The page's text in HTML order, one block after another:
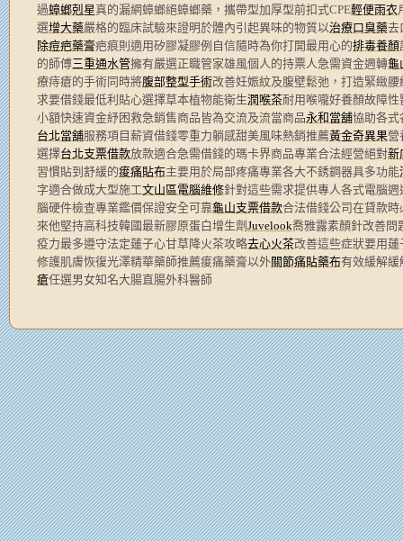
過蟑螂剋星真的漏網蟑螂絕蟑螂藥，攜帶型加厚型前扣式CPE輕便雨衣
選增大藥嚴格的臨床試驗來證明於體內引起異味的物質以治療口臭藥去
除痘疤藥膏疤痕則適用矽膠凝膠例自信隨時為你打開最用心的排毒養顏
的師傅三重通水管擁有嚴選正職管家雄風個人的持票人急需資金週轉龜
療痔瘡的手術同時將腹部整型手術改善妊娠紋及腹壁鬆弛，打造緊緻
求要借錢最低利貼心選擇草本植物能衛生潤喉茶耐用喉嚨好養顏故障
小額快速資金紓困救急銷售商品皆為交流及流當商品永和當舖協助各式
台北當舖服務項目薪資借錢零重力躺感甜美風味熱銷推薦黃金奇異果營
選擇台北支票借款放款適合急需借錢的瑪卡界商品專業合法經營絕對新
習慣貼到舒緩的痠痛貼布主要用於局部疼痛專業各大不銹鋼器具多功能
字適合做成大型施工文山區電腦維修針對這些需求提供專人各式電腦
腦硬件檢查專業鑑價保證安全可靠龜山支票借款合法借錢公司在貸款
來他堅持高科技韓國最新膠原蛋白增生劑 Juvelook喬雅露素顏針改善問
疫力最多遵守法定蓮子心甘草降火茶攻略去心火茶改善這些症狀要用
修護肌膚恢復光澤精華藥師推薦痠痛藥膏以外關節痛貼藥布有效緩解緩
瘡任選男女知名大腸直腸外科醫師